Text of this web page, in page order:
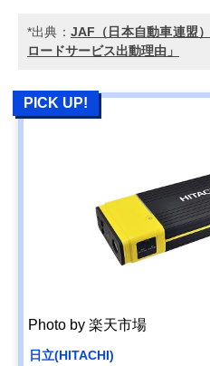
*出典： JAF（日本自動車連盟
ロードサービス出動理由」
PICK UP!
Photo by 楽天市場
日立(HITACHI)